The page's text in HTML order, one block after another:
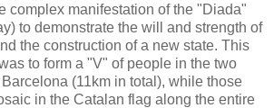
complex manifestation of the "Diada"
to demonstrate the will and strength of
the construction of a new state. This
to form a "V" of people in the two
(11km in total), while those
in the Catalan flag along the entire